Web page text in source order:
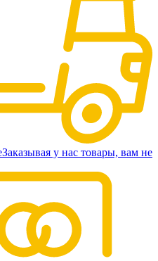
Заказывая у нас товары, вам не